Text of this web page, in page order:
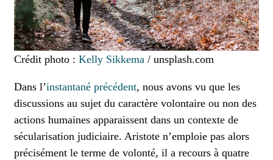
Crédit photo : Kelly Sikkema / unsplash.com
Dans l’instantané précédent, nous avons vu que les
discussions au sujet du caractère volontaire ou non des
actions humaines apparaissent dans un contexte de
sécularisation judiciaire. Aristote n’emploie pas alors
précisément le terme de volonté, il a recours à quatre